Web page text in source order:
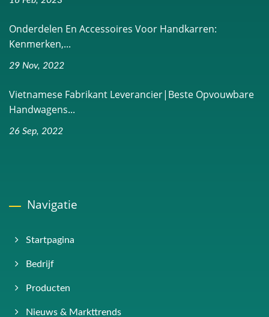
Onderdelen En Accessoires Voor Handkarren:
Kenmerken,...
29 Nov, 2022
Vietnamese Fabrikant Leverancier|Beste Opvouwbare
Handwagens...
26 Sep, 2022
Navigatie
Startpagina
Bedrijf
Producten
Nieuws & Markttrends